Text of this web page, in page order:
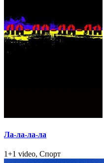
Ла-ла-ла-ла
1+1 video, Спорт